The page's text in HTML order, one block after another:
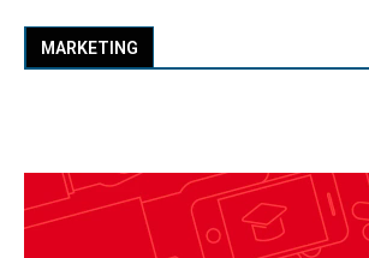
MARKETING